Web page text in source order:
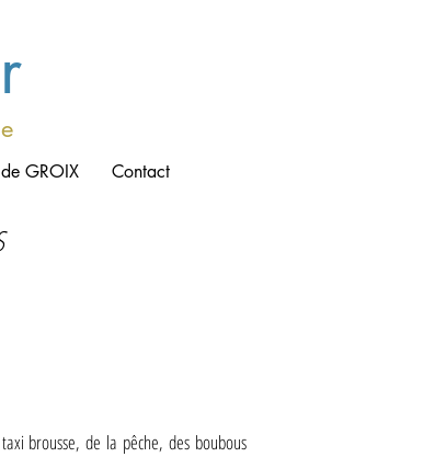
GROIX Contact
brousse, de la pêche, des boubous